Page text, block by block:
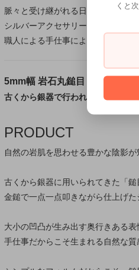
脈々と受け継がれる日本の伝統美
シルバーアクセサリー龍頭は千葉県
職人による手仕事によって仕上げ
5mm幅 岩石丸鎚目リング 燻し
古くから銀器で行われてきた「鎚目
PRODUCT
自然の岩肌を思わせる豊かな陰影が
古くから銀器に用いられてきた「鎚
金鎚で一点一点叩きながら仕上げた
大小の凹凸が生み出す奥行きある
手仕事だからこそ生まれる自然な
くと